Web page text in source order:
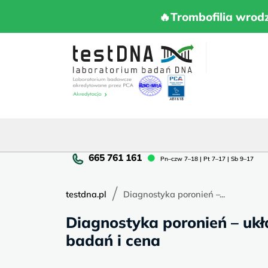
🔥Trombofilia
🔥Trombofilia
Pn–czw 7–18 | Pt 7–17 | Sb 9–17Pn–
Pt
7–
testdna.pl / Diagnostyka poronień –...
Diagnostyka poronień –
badań i cena